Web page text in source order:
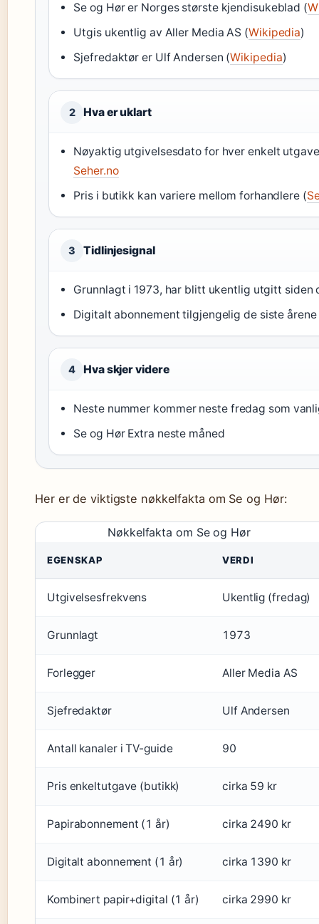
Se og Hør er Norges største kjendisukeblad (
Utgis ukentlig av Aller Media AS (Wikipedia)
Sjefredaktør er Ulf Andersen (Wikipedia)
2 Hva er uklart
Nøyaktig utgivelsesdato for hver enkelt
Seher.no
Pris i butikk kan variere mellom forhandlere (
3 Tidlinjesignal
Grunnlagt i 1973, har blitt ukentlig utgitt siden
Digitalt abonnement tilgjengelig de siste
4 Hva skjer videre
Neste nummer kommer neste fredag som
Se og Hør Extra neste måned
Her er de viktigste nøkkelfakta om Se og Hør:
Nøkkelfakta om Se og Hør
EGENSKAP VERDI
Utgivelsesfrekvens Ukentlig (fredag)
Grunnlagt 1973
Forlegger Aller Media AS
Sjefredaktør Ulf Andersen
Antall kanaler i TV-guide 90
Pris enkeltutgave (butikk) cirka 59 kr
Papirabonnement (1 år) cirka 2490 kr
Digitalt abonnement (1 år) cirka 1390 kr
Kombinert papir+digital (1 år) cirka 2990 kr